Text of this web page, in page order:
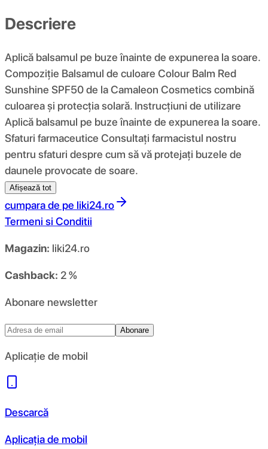
Descriere
Aplică balsamul pe buze înainte de expunerea la soare.
Compoziţie Balsamul de culoare Colour Balm Red
Sunshine SPF50 de la Camaleon Cosmetics combină
culoarea și protecția solară. Instrucțiuni de utilizare
Aplică balsamul pe buze înainte de expunerea la soare.
Sfaturi farmaceutice Consultați farmacistul nostru
pentru sfaturi despre cum să vă protejați buzele de
daunele provocate de soare.
Afișează tot
cumpara de pe liki24.ro
Termeni si Conditii
Magazin: liki24.ro
Cashback: 2 %
Abonare newsletter
Abonare
Aplicație de mobil
Descarcă
Aplicația de mobil